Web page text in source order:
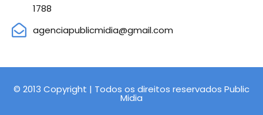
1788
agenciapublicmidia@gmail.com
© 2013 Copyright | Todos os direitos reservados Public
Midia